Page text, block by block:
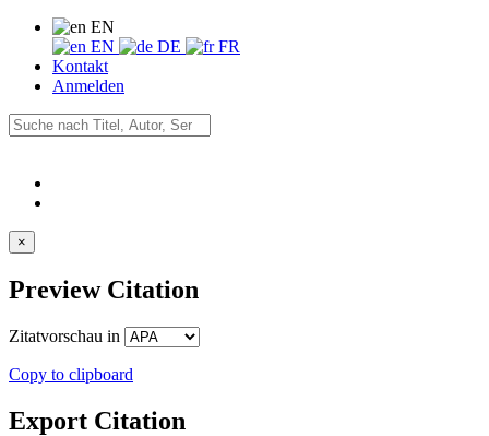
EN
EN
DE
FR
Kontakt
Anmelden
×
Preview Citation
Zitatvorschau in
Copy to clipboard
Export Citation